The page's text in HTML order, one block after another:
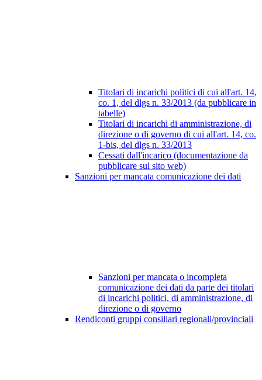
Titolari di incarichi politici di cui all'art. 14,
co. 1, del dlgs n. 33/2013 (da pubblicare in
tabelle)
Titolari di incarichi di amministrazione, di
direzione o di governo di cui all'art. 14, co.
1-bis, del dlgs n. 33/2013
Cessati dall'incarico (documentazione da
pubblicare sul sito web)
Sanzioni per mancata comunicazione dei dati
Sanzioni per mancata o incompleta
comunicazione dei dati da parte dei titolari
di incarichi politici, di amministrazione, di
direzione o di governo
Rendiconti gruppi consiliari regionali/provinciali